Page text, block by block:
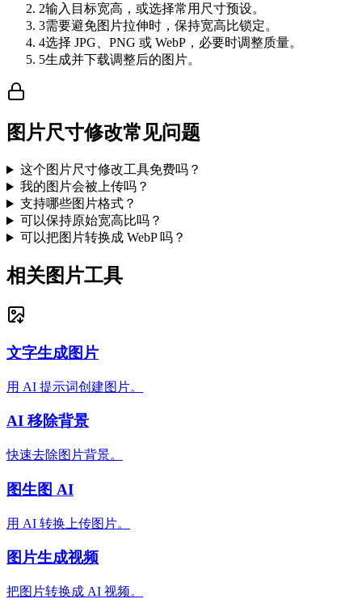
2输入目标宽高，或选择常用尺寸预设。
3需要避免图片拉伸时，保持宽高比锁定。
4选择 JPG、PNG 或 WebP，必要时调整质量。
5生成并下载调整后的图片。
图片尺寸修改常见问题
这个图片尺寸修改工具免费吗？
我的图片会被上传吗？
支持哪些图片格式？
可以保持原始宽高比吗？
可以把图片转换成 WebP 吗？
相关图片工具
文字生成图片
用 AI 提示词创建图片。
AI 移除背景
快速去除图片背景。
图生图 AI
用 AI 转换上传图片。
图片生成视频
把图片转换成 AI 视频。